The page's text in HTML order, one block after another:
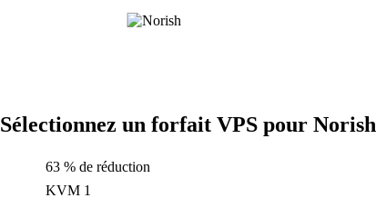
Sélectionnez un forfait VPS pour Norish
63 % de réduction
KVM 1